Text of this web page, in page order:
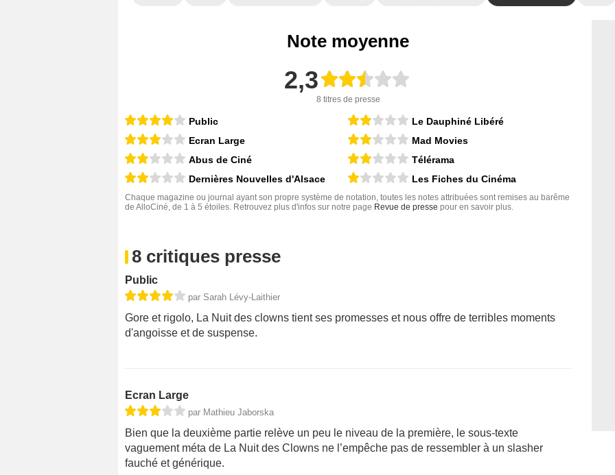
Note moyenne
2,3
8 titres de presse
Public
Ecran Large
Abus de Ciné
Dernières Nouvelles d'Alsace
Le Dauphiné Libéré
Mad Movies
Télérama
Les Fiches du Cinéma
Chaque magazine ou journal ayant son propre système de notation, toutes les notes attribuées sont remises au barême
de AlloCiné, de 1 à 5 étoiles. Retrouvez plus d'infos sur notre page Revue de presse pour en savoir plus.
8 critiques presse
Public
par Sarah Lévy-Laithier
Gore et rigolo, La Nuit des clowns tient ses promesses et nous offre de terribles moments
d'angoisse et de suspense.
Ecran Large
par Mathieu Jaborska
Bien que la deuxième partie relève un peu le niveau de la première, le sous-texte
vaguement méta de La Nuit des Clowns ne l’empêche pas de ressembler à un slasher
fauché et générique.